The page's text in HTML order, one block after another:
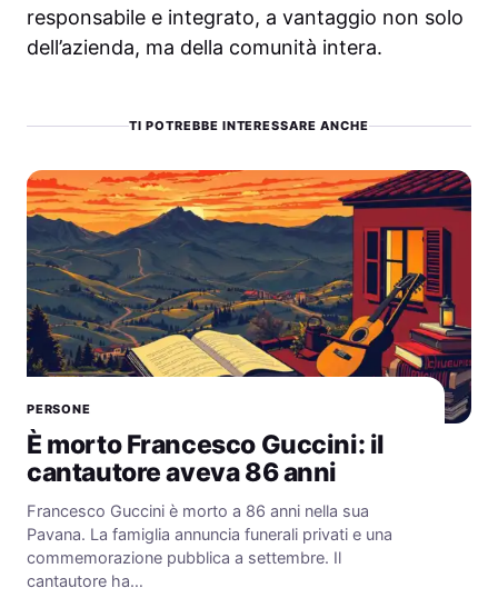
responsabile e integrato, a vantaggio non solo
dell’azienda, ma della comunità intera.
TI POTREBBE INTERESSARE ANCHE
PERSONE
È morto Francesco Guccini: il
cantautore aveva 86 anni
Francesco Guccini è morto a 86 anni nella sua
Pavana. La famiglia annuncia funerali privati e una
commemorazione pubblica a settembre. Il
cantautore ha…